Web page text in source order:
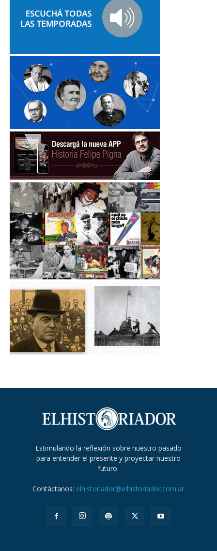
Estimulando la reflexión sobre nuestro pasado
para entender el presente y proyectar nuestro
futuro.
Contáctanos: elhistoriador@elhistoriador.com.ar